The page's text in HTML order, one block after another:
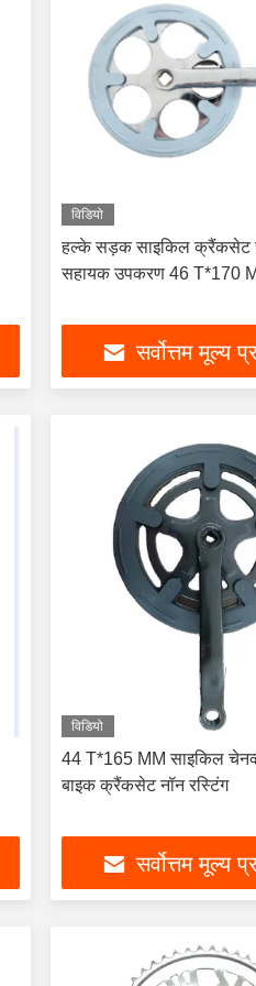
विडियो
हल्के सड़क साइकिल क्रैंकसेट
सहायक उपकरण 46 T*170
सर्वोत्तम मूल्य
विडियो
44 T*165 MM साइकिल
बाइक क्रैंकसेट नॉन रस्टिंग
सर्वोत्तम मूल्य